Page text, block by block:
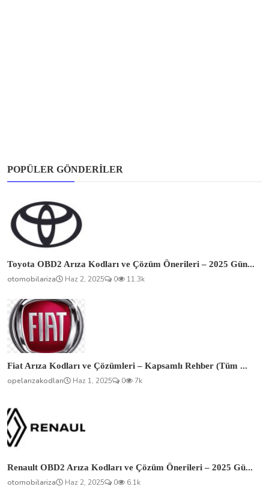
POPÜLER GÖNDERILER
Toyota OBD2 Arıza Kodları ve Çözüm Önerileri – 2025 Gün...
otomobilariza
Haz 2, 2025 0 11.3k
Fiat Arıza Kodları ve Çözümleri – Kapsamlı Rehber (Tüm ...
opelarızakodları
Haz 1, 2025 0 7k
Renault OBD2 Arıza Kodları ve Çözüm Önerileri – 2025 Gü...
otomobilariza
Haz 2, 2025 0 6.1k